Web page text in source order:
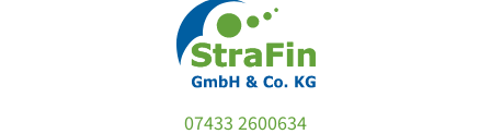
07433 2600634